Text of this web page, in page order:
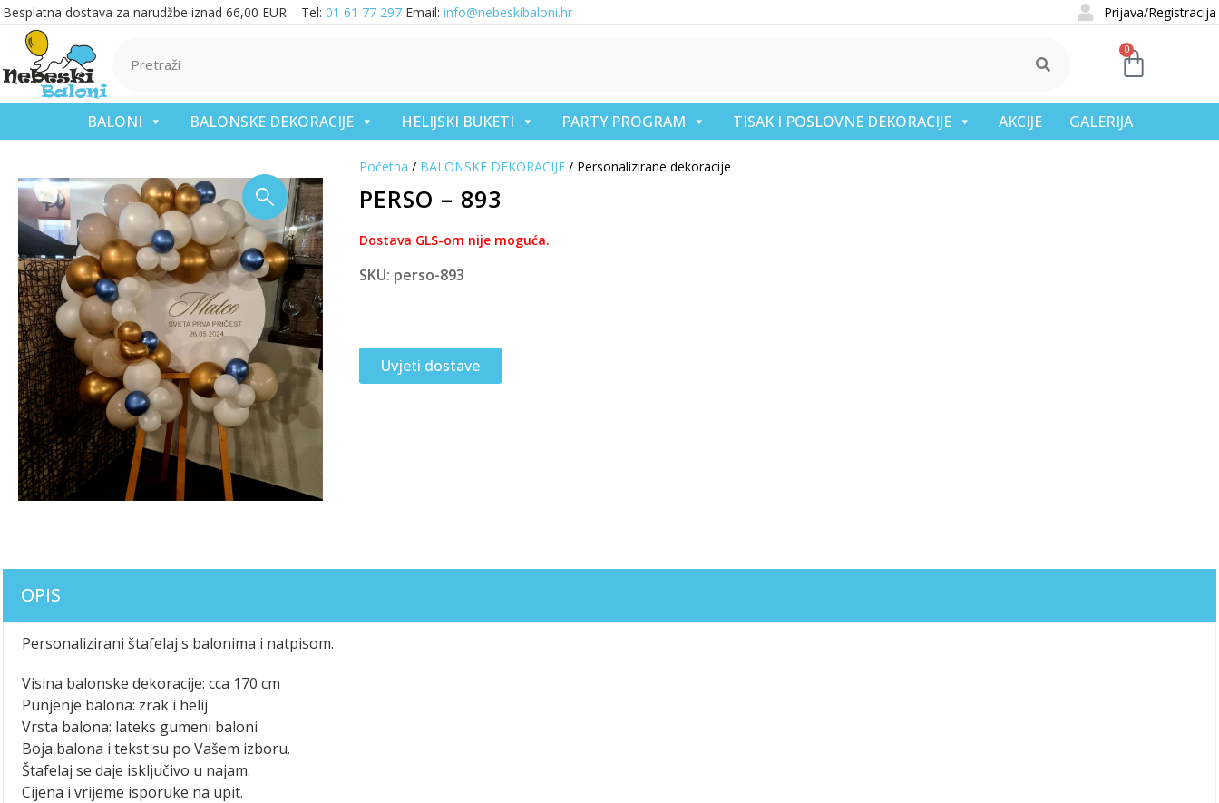
Besplatna dostava za narudžbe iznad 66,00 EUR Tel: 01 61 77 297 Email: info@nebeskibaloni.hr Prijava/Registracija
0
BALONI BALONSKE DEKORACIJE HELIJSKI BUKETI PARTY PROGRAM TISAK I POSLOVNE DEKORACIJE AKCIJE GALERIJA
Početna / BALONSKE DEKORACIJE/ Personalizirane dekoracije
PERSO – 893
Dostava GLS-om nije moguća.
SKU: perso-893
Uvjeti dostave
OPIS
Personalizirani štafelaj s balonima i natpisom.
Visina balonske dekoracije: cca 170 cm
Punjenje balona: zrak i helij
Vrsta balona: lateks gumeni baloni
Boja balona i tekst su po Vašem izboru.
Štafelaj se daje isključivo u najam.
Cijena i vrijeme isporuke na upit.